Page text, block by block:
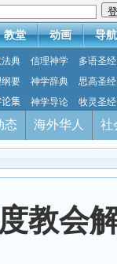
教堂 动画 导航
典 信理神学
多语圣经
要 神学辞典
思高圣经
集 神学导论 牧灵圣经
态 海外华人 社
教会